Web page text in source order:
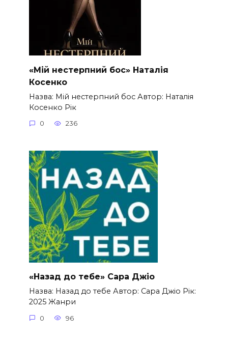
«Мій нестерпний бос» Наталія
Косенко
Назва: Мій нестерпний бос Автор: Наталія
Косенко Рік
0 236
«Назад до тебе» Сара Джіо
Назва: Назад до тебе Автор: Сара Джіо Рік:
2025 Жанри
0 96